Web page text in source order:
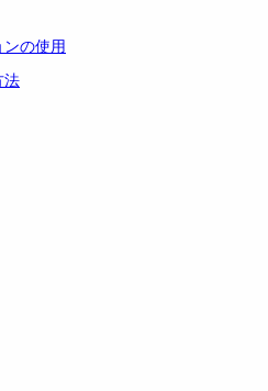
ンの使用
法